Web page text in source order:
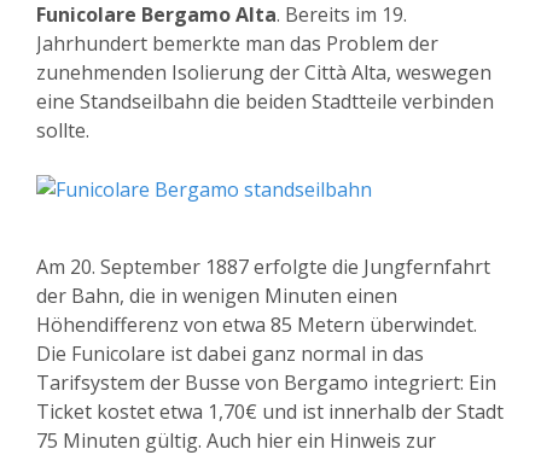
Funicolare Bergamo Alta. Bereits im 19.
Jahrhundert bemerkte man das Problem der
zunehmenden Isolierung derCittà Alta, weswegen
eine Standseilbahn die beiden Stadtteile verbinden
sollte.
Am 20. September 1887 erfolgte die Jungfernfahrt
der Bahn, die in wenigen Minuten einen
Höhendifferenz von etwa 85 Metern überwindet.
Die Funicolare ist dabei ganz normal in das
Tarifsystem der Busse von Bergamo integriert: Ein
Ticket kostet etwa 1,70€ und ist innerhalb der Stadt
75 Minuten gültig. Auch hier ein Hinweis zur